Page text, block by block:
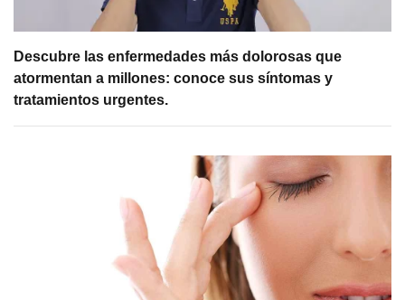
Descubre las enfermedades más dolorosas que
atormentan a millones: conoce sus síntomas y
tratamientos urgentes.